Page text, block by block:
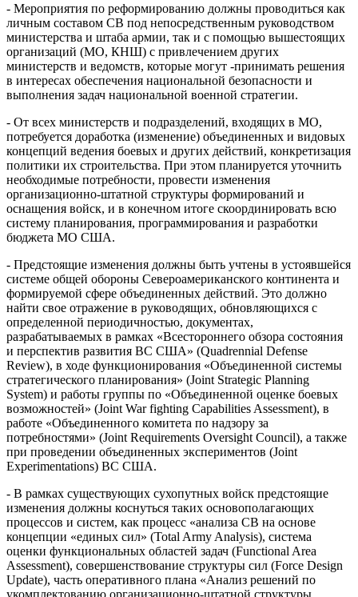
- Мероприятия по реформированию должны проводиться как
личным составом СВ под непосредственным руководством
министерства и штаба армии, так и с помощью вышестоящих
организаций (МО, КНШ) с привлечением других
министерств и ведомств, которые могут -принимать решения
в интересах обеспечения национальной безопасности и
выполнения задач национальной военной стратегии.
- От всех министерств и подразделений, входящих в МО,
потребуется доработка (изменение) объединенных и видовых
концепций ведения боевых и других действий, конкретизация
политики их строительства. При этом планируется уточнить
необходимые потребности, провести изменения
организационно-штатной структуры формирований и
оснащения войск, и в конечном итоге скоординировать всю
систему планирования, программирования и разработки
бюджета МО США.
- Предстоящие изменения должны быть учтены в устоявшейся
системе общей обороны Североамериканского континента и
формируемой сфере объединенных действий. Это должно
найти свое отражение в руководящих, обновляющихся с
определенной периодичностью, документах,
разрабатываемых в рамках «Всестороннего обзора состояния
и перспектив развития ВС США» (Quadrennial Defense
Review), в ходе функционирования «Объединенной системы
стратегического планирования» (Joint Strategic Planning
System) и работы группы по «Объединенной оценке боевых
возможностей» (Joint War fighting Capabilities Assessment), в
работе «Объединенного комитета по надзору за
потребностями» (Joint Requirements Oversight Council), а также
при проведении объединенных экспериментов (Joint
Experimentations) ВС США.
- В рамках существующих сухопутных войск предстоящие
изменения должны коснуться таких основополагающих
процессов и систем, как процесс «анализа СВ на основе
концепции «единых сил» (Total Army Analysis), система
оценки функциональных областей задач (Functional Area
Assessment), совершенствование структуры сил (Force Design
Update), часть оперативного плана «Анализ решений по
укомплектованию организационно-штатной структуры